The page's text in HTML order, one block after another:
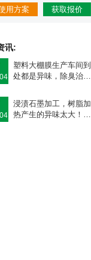
用方案 获取报价
讯:
塑料大棚膜生产车间到
处都是异味，除臭治理
浸渍石墨加工，树脂加
热产生的异味太大！快